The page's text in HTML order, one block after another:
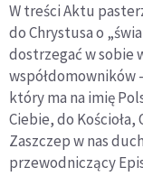
W treści Aktu
do Chrystusa o
dostrzegać w sobie
współdomowników
który ma na imię
Ciebie, do Kościoła,
Zaszczep w nas
przewodniczący